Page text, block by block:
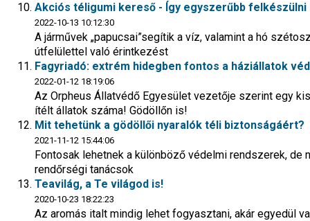
Akciós téligumi kereső - Így egyszerűbb felkészülni
2022-10-13 10:12:30
A járművek „papucsai”segítik a víz, valamint a hó
útfelülettel való érintkezést
Fagyriadó: extrém hidegben fontos a háziállatok
2022-01-12 18:19:06
Az Orpheus Állatvédő Egyesület vezetője szerint egy
ítélt állatok száma! Gödöllőn is!
Mit tehetünk a gödöllői nyaralók téli biztonságáért?
2021-11-12 15:44:06
Fontosak lehetnek a különböző védelmi rendszerek, de
rendőrségi tanácsok
Teavilág, a Te világod is!
2020-10-23 18:22:23
Az aromás italt mindig lehet fogyasztani, akár egyedül